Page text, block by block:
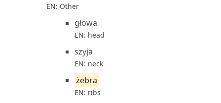
EN: Other
głowa
EN: head
szyja
EN: neck
żebra
EN: ribs